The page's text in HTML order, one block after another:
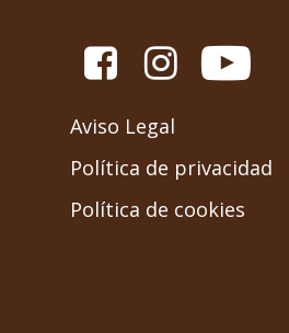
Aviso Legal
Política de privacidad
Política de cookies